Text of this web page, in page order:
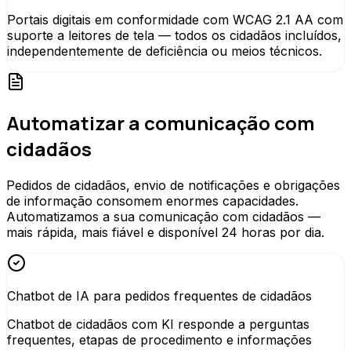
Portais digitais em conformidade com WCAG 2.1 AA com
suporte a leitores de tela — todos os cidadãos incluídos,
independentemente de deficiência ou meios técnicos.
Automatizar a comunicação com
cidadãos
Pedidos de cidadãos, envio de notificações e obrigações
de informação consomem enormes capacidades.
Automatizamos a sua comunicação com cidadãos —
mais rápida, mais fiável e disponível 24 horas por dia.
Chatbot de IA para pedidos frequentes de cidadãos
Chatbot de cidadãos com KI responde a perguntas
frequentes, etapas de procedimento e informações